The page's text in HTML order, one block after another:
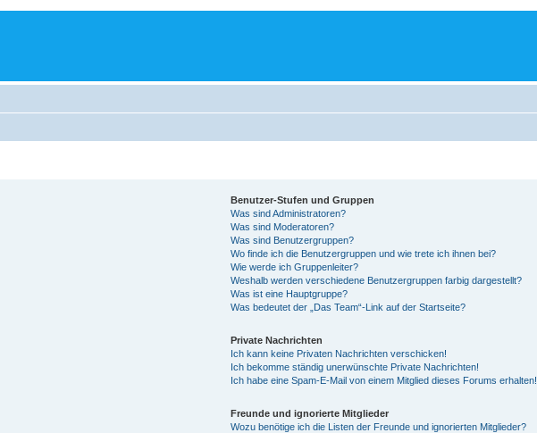
Benutzer-Stufen und Gruppen
Was sind Administratoren?
Was sind Moderatoren?
Was sind Benutzergruppen?
Wo finde ich die Benutzergruppen und wie trete ich ihnen bei?
Wie werde ich Gruppenleiter?
Weshalb werden verschiedene Benutzergruppen farbig dargestellt?
Was ist eine Hauptgruppe?
Was bedeutet der „Das Team“-Link auf der Startseite?
Private Nachrichten
Ich kann keine Privaten Nachrichten verschicken!
Ich bekomme ständig unerwünschte Private Nachrichten!
Ich habe eine Spam-E-Mail von einem Mitglied dieses Forums erhalten!
Freunde und ignorierte Mitglieder
Wozu benötige ich die Listen der Freunde und ignorierten Mitglieder?